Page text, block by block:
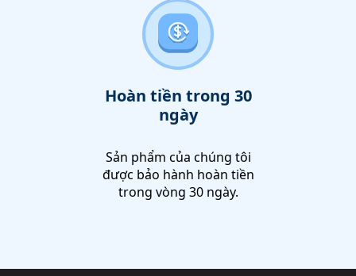
Hoàn tiền trong 30
ngày
Sản phẩm của chúng tôi
được bảo hành hoàn tiền
trong vòng 30 ngày.